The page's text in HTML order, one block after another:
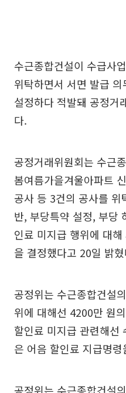
수근종합건설이 수급사
위탁하면서 서면 발급
설정하다 적발돼 공정거
다.
공정거래위원회는 수근
봄여름가을겨울아파트
공사 등 3건의 공사를 위
반, 부당특약 설정, 부당
인료 미지급 행위에 대
을 결정했다고 20일 밝
공정위는 수근종합건설
위에 대해선 4200만 원
할인료 미지급 관련해선
은 어음 할인료 지급명령